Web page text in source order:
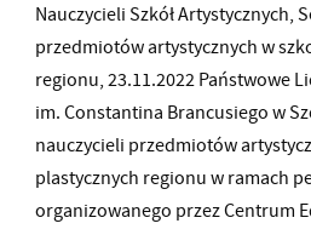
Nauczycieli Szkół Artystycznych,
przedmiotów artystycznych w
regionu, 23.11.2022 Państwowe
im. Constantina Brancusiego w
nauczycieli przedmiotów
plastycznych regionu w ramach
organizowanego przez Centrum